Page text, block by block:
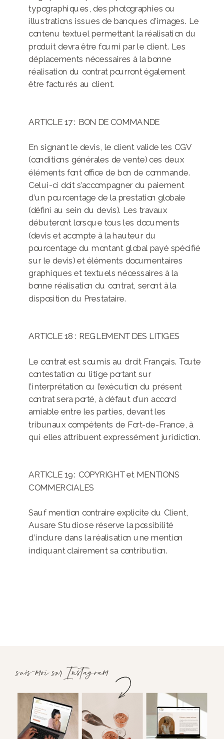
typographiques, des photographies ou
illustrations issues de banques d’images. Le
contenu textuel permettant la réalisation du
produit devra être fourni par le client. Les
déplacements nécessaires à la bonne
réalisation du contrat pourront également
être facturés au client.
ARTICLE 17 : BON DE COMMANDE
En signant le devis, le client valide les CGV
(conditions générales de vente) ces deux
éléments font office de bon de commande.
Celui-ci doit s’accompagner du paiement
d’un pourcentage de la prestation globale
(défini au sein du devis). Les travaux
débuteront lorsque tous les documents
(devis et acompte à la hauteur du
pourcentage du montant global payé spécifié
sur le devis) et éléments documentaires
graphiques et textuels nécessaires à la
bonne réalisation du contrat, seront à la
disposition du Prestataire.
ARTICLE 18 : REGLEMENT DES LITIGES
Le contrat est soumis au droit Français. Toute
contestation ou litige portant sur
l’interprétation ou l’exécution du présent
contrat sera porté, à défaut d’un accord
amiable entre les parties, devant les
tribunaux compétents de Fort-de-France, à
qui elles attribuent expressément juridiction.
ARTICLE 19 : COPYRIGHT et MENTIONS
COMMERCIALES
Sauf mention contraire explicite du Client,
Ausare Studio se réserve la possibilité
d’inclure dans la réalisation une mention
indiquant clairement sa contribution.
suis-moi sur Instagram